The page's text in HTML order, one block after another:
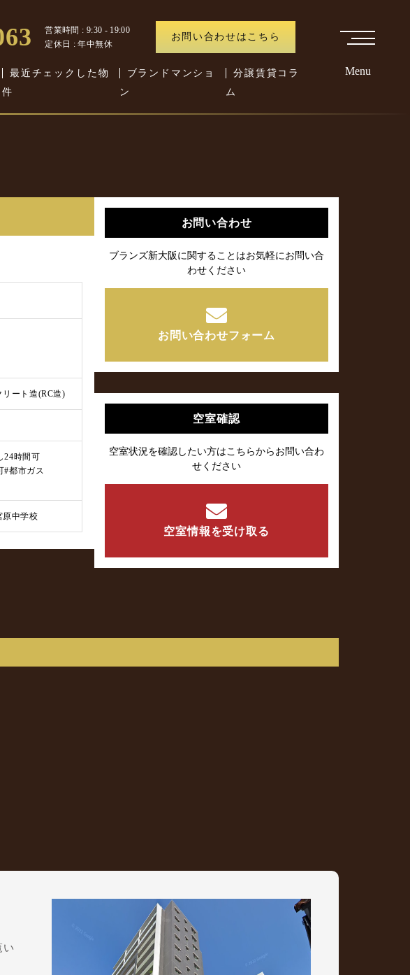
営業時間 : 9:30 - 19:00
定休日 : 年中無休
お問い合わせはこちら
最近チェックした物
件
ブランドマンショ
ン
分譲賃貸コラ
ム
Menu
リート造(RC造)
24時間可
#都市ガス
原中学校
お問い合わせ
ブランズ新大阪に関することはお気軽にお問い合
わせください
お問い合わせフォーム
空室確認
空室状況を確認したい方はこちらからお問い合わ
せください
空室情報を受け取る
い